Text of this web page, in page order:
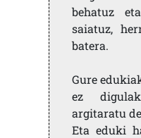
behatuz
saiatuz,
batera.
Gure
ez
argitaratu
Eta eduki